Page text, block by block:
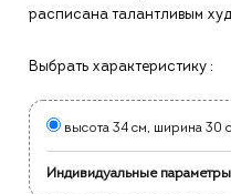
расписана талантливым
Выбрать характеристику :
высота 34 см, ширина
Индивидуальные